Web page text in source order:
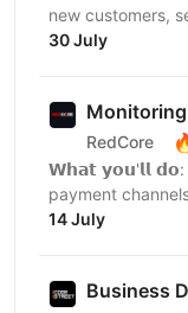
new customers,
long-term...
30 July
RedCore
𝗪𝗵𝗮𝘁 𝘆𝗼𝘂'𝗹𝗹 𝗱𝗼:
payment
conversion rates
14 July
Business